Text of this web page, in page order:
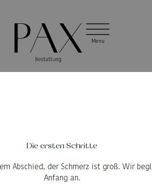
Menu
Menu
Menu
Die ersten Schritte
Abschied, der Schmerz ist groß. Wir
Anfang an.